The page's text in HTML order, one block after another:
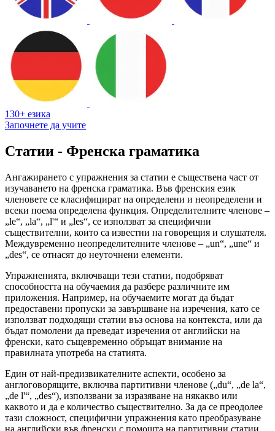
130+ езика
Започнете да учите
Статии - Френска граматика
Ангажирането с упражнения за статии е съществена част от
изучаването на френска граматика. Във френския език
членовете се класифицират на определени и неопределени и
всеки поема определена функция. Определителните членове –
„le“, „la“, „l'“ и „les“, се използват за специфични
съществителни, които са известни на говорещия и слушателя.
Междувременно неопределителните членове – „un“, „une“ и
„des“, се отнасят до неуточнени елементи.
Упражненията, включващи тези статии, подобряват
способността на обучаемия да разбере различните им
приложения. Например, на обучаемите могат да бъдат
предоставени пропуски за завършване на изречения, като се
използват подходящи статии въз основа на контекста, или да
бъдат помолени да преведат изречения от английски на
френски, като същевременно обръщат внимание на
правилната употреба на статията.
Един от най-предизвикателните аспекти, особено за
англоговорящите, включва партитивни членове („du“, „de la“,
„de l'“, „des“), използвани за изразяване на някакво или
каквото и да е количество съществително. За да се преодолее
тази сложност, специфични упражнения като преобразуване
на английски във френски с помощта на партитивни статии